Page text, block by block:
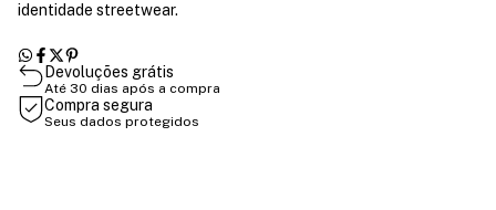
identidade streetwear.
Devoluções grátis
Até 30 dias após a compra
Compra segura
Seus dados protegidos